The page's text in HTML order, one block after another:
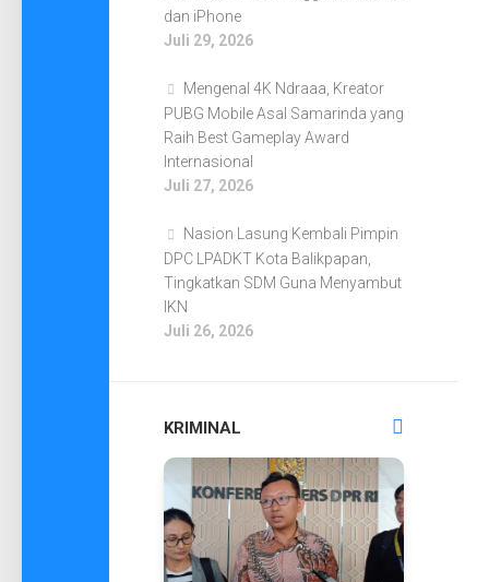
dan iPhone
Juli 29, 2026
Mengenal 4K Ndraaa, Kreator
PUBG Mobile Asal Samarinda yang
Raih Best Gameplay Award
Internasional
Juli 27, 2026
Nasion Lasung Kembali Pimpin
DPC LPADKT Kota Balikpapan,
Tingkatkan SDM Guna Menyambut
IKN
Juli 26, 2026
KRIMINAL